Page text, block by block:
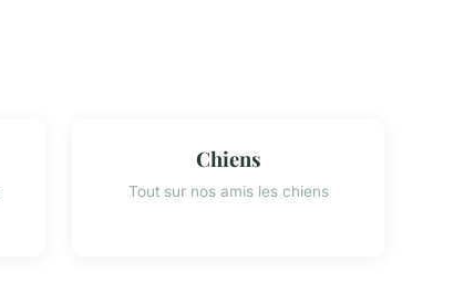
Chiens
Tout sur nos amis les chiens